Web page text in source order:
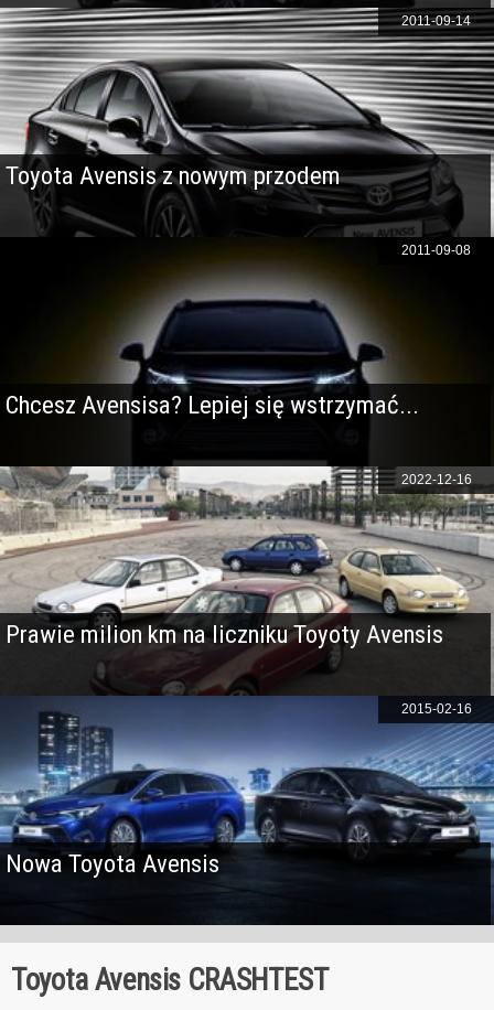
Toyota Avensis z nowym przodem
2011-09-14
Chcesz Avensisa? Lepiej się wstrzymać...
2011-09-08
Prawie milion km na liczniku Toyoty Avensis
2022-12-16
Nowa Toyota Avensis
2015-02-16
Toyota Avensis CRASHTEST